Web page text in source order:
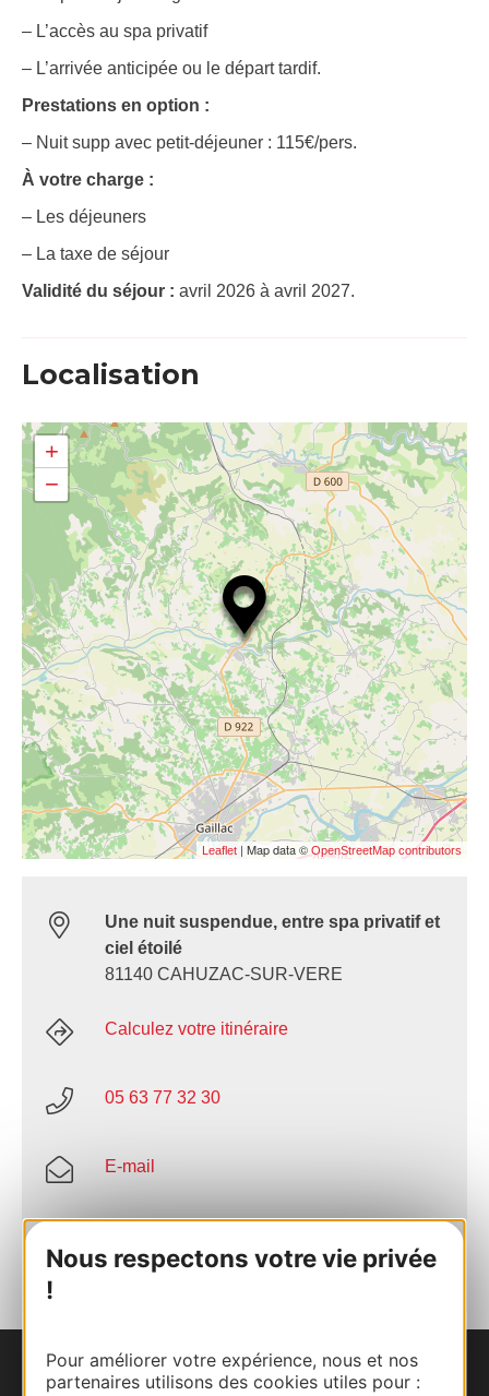
Nous respectons votre vie privée
!
Pour améliorer votre expérience, nous et nos
partenaires utilisons des cookies utiles pour :
– L’accès au spa privatif
– L’arrivée anticipée ou le départ tardif.
Prestations en option :
– Nuit supp avec petit-déjeuner : 115€/pers.
À votre charge :
– Les déjeuners
– La taxe de séjour
Validité du séjour : avril 2026 à avril 2027.
Localisation
+
−
Leaflet | Map data © OpenStreetMap contributors
Une nuit suspendue, entre spa privatif et
ciel étoilé
81140 CAHUZAC-SUR-VERE
Calculez votre itinéraire
05 63 77 32 30
E-mail
Nous contacter